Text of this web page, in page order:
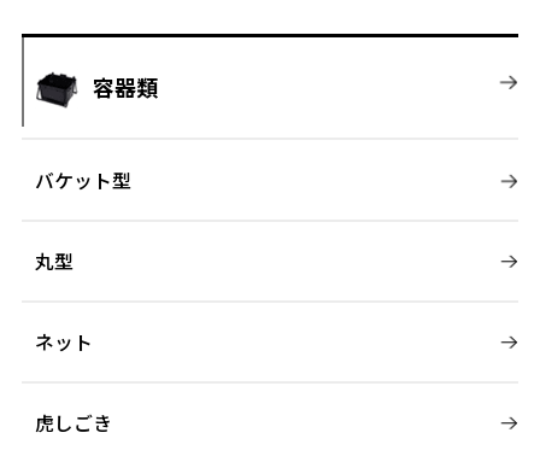
容器類
バケット型
丸型
ネット
虎しごき